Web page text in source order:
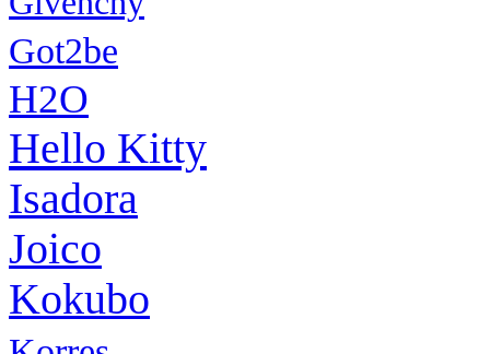
Got2be
H2O
Hello Kitty
Isadora
Joico
Kokubo